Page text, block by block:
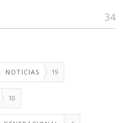
34
NOTICIAS 19
10